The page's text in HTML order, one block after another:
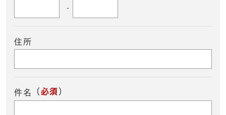
-
住所
件名 （ 必須 ）